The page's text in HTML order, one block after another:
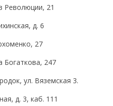
Революции, 21
д. 6
27
Богаткова, 247
ул. Вяземская 3.
д. 3, каб. 111